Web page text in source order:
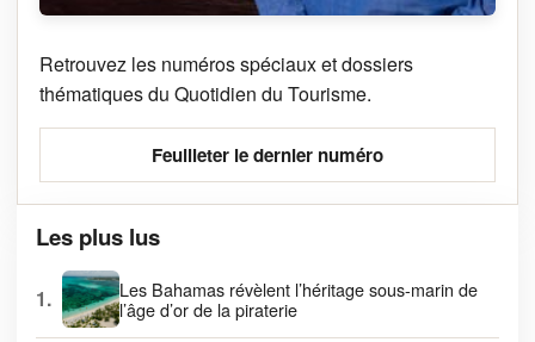
Retrouvez les numéros spéciaux et dossiers
thématiques du Quotidien du Tourisme.
Feuilleter le dernier numéro
Les plus lus
1.
Les Bahamas révèlent l’héritage sous-marin de
l’âge d’or de la piraterie